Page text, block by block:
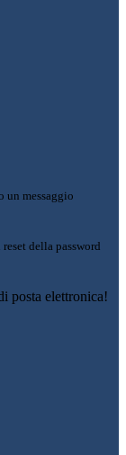
un messaggio
della password
posta elettronica!